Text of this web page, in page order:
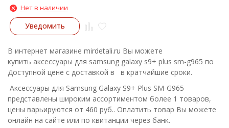
Нет в наличии
Уведомить
В интернет магазине mirdetali.ru Вы можете
купить аксессуары для samsung galaxy s9+ plus sm-g965 по
Доступной цене с доставкой в в кратчайшие сроки.
Аксессуары для Samsung Galaxy S9+ Plus SM-G965
представлены широким ассортиментом более 1 товаров,
цены варьируются от 460 руб.. Оплатить товар Вы можете
онлайн на сайте или по квитанции через банк.